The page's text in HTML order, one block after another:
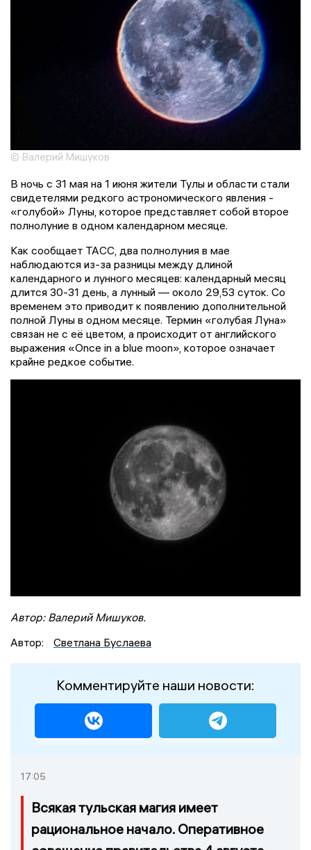
© Валерий Мишуков
В ночь с 31 мая на 1 июня жители Тулы и области стали
свидетелями редкого астрономического явления -
«голубой» Луны, которое представляет собой второе
полнолуние в одном календарном месяце.
Как сообщает ТАСС, два полнолуния в мае
наблюдаются из-за разницы между длиной
календарного и лунного месяцев: календарный месяц
длится 30-31 день, а лунный — около 29,53 суток. Со
временем это приводит к появлению дополнительной
полной Луны в одном месяце. Термин «голубая Луна»
связан не с её цветом, а происходит от английского
выражения «Once in a blue moon», которое означает
крайне редкое событие.
Автор: Валерий Мишуков.
Автор:
Светлана Буслаева
Комментируйте наши новости:
17:05
Всякая тульская магия имеет
рациональное начало. Оперативное